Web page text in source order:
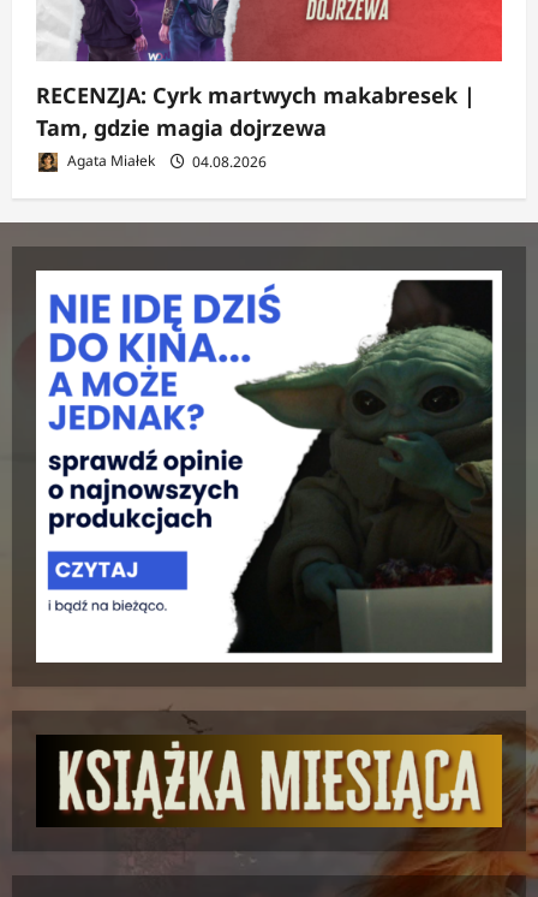
RECENZJA: Cyrk martwych makabresek |
Tam, gdzie magia dojrzewa
Agata Miałek 04.08.2026